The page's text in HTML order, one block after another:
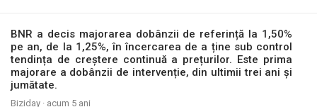
BNR a decis majorarea dobânzii de referință la 1,50%
pe an, de la 1,25%, în încercarea de a ține sub control
tendința de creștere continuă a prețurilor. Este prima
majorare a dobânzii de intervenție, din ultimii trei ani și
jumătate.
Biziday · acum 5 ani